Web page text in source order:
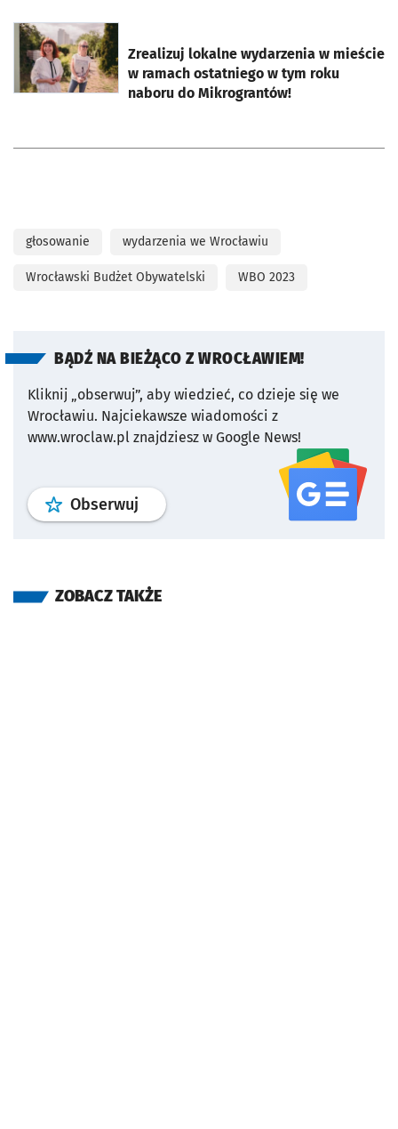
Zrealizuj lokalne wydarzenia w mieście
w ramach ostatniego w tym roku
naboru do Mikrograntów!
otworzy się w nowej karcie
głosowanie wydarzenia we Wrocławiu
Wrocławski Budżet Obywatelski WBO 2023
BĄDŹ NA BIEŻĄCO Z WROCŁAWIEM!
Kliknij „obserwuj”, aby wiedzieć, co dzieje się we
Wrocławiu. Najciekawsze wiadomości z
www.wroclaw.pl znajdziesz w Google News!
Obserwuj profil serwisu
ZOBACZ TAKŻE